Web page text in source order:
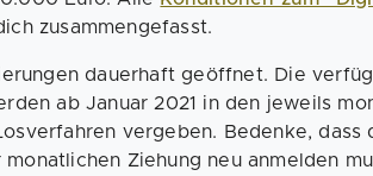
zusammengefasst.
dauerhaft geöffnet. Die
ab Januar 2021 in den jeweils
vergeben. Bedenke, dass
Ziehung neu anmelden